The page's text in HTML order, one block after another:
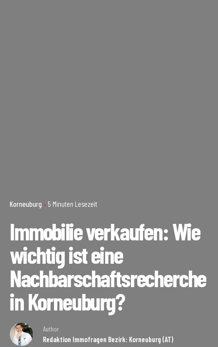
Korneuburg 5 Minuten Lesezeit
Immobilie verkaufen: Wie
wichtig ist eine
Nachbarschaftsrecherche
in Korneuburg?
Author
Redaktion Immofragen Bezirk: Korneuburg (AT)